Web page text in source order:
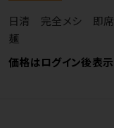
日清 完全メシ 即席
麺
価格はログイン後表示